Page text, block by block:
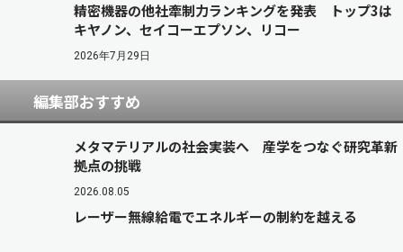
精密機器の他社牽制力ランキングを発表 トップ3は
キヤノン、セイコーエプソン、リコー
2026年7月29日
編集部おすすめ
メタマテリアルの社会実装へ 産学をつなぐ研究革新
拠点の挑戦
2026.08.05
レーザー無線給電でエネルギーの制約を越える